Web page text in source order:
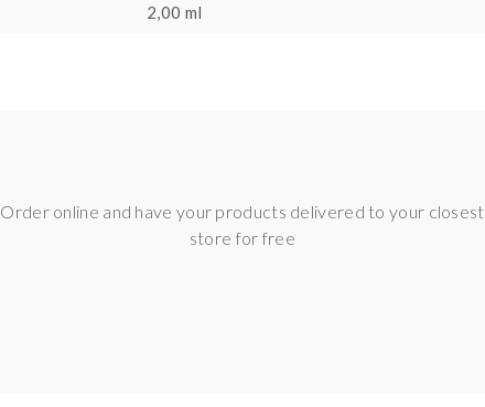
2,00 ml
Order online and have your products delivered to your closest
store for free